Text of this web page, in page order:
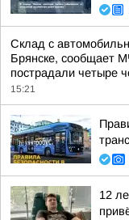
Склад с
Брянске, сообщает
пострадали четыре
15:21
12